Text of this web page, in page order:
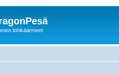
lohikäärmeet